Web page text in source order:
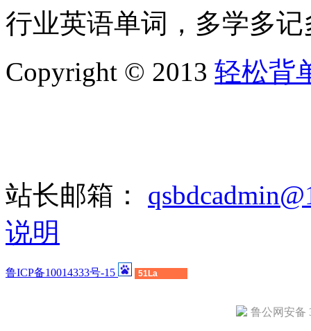
行业英语单词，多学多
Copyright © 2013 轻松背
站长邮箱：
说明
鲁ICP备10014333号-15 51La
鲁公网安备